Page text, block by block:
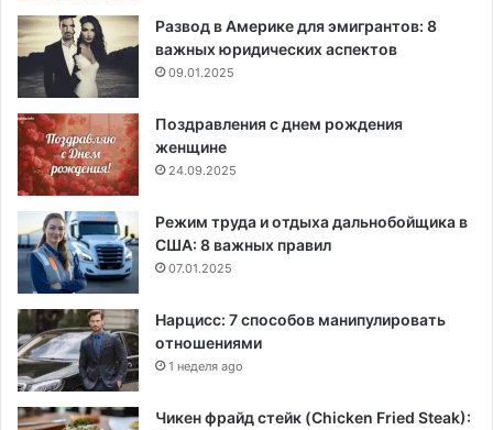
Развод в Америке для эмигрантов: 8
важных юридических аспектов
09.01.2025
Поздравления с днем рождения
женщине
24.09.2025
Режим труда и отдыха дальнобойщика в
США: 8 важных правил
07.01.2025
Нарцисс: 7 способов манипулировать
отношениями
1 неделя ago
Чикен фрайд стейк (Chicken Fried Steak):